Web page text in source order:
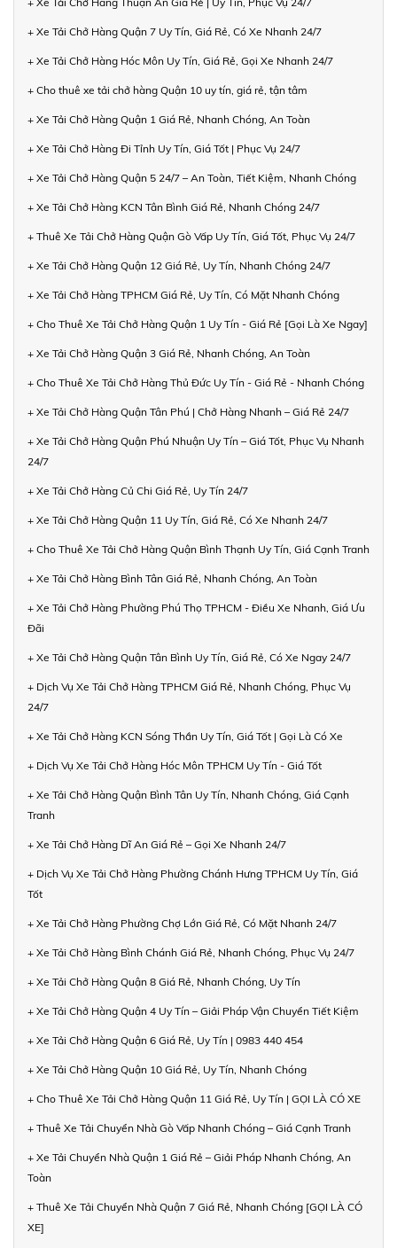
+ Xe Tải Chở Hàng Quận 7 Uy Tín, Giá Rẻ, Có Xe Nhanh 24/7
+ Xe Tải Chở Hàng Hóc Môn Uy Tín, Giá Rẻ, Gọi Xe Nhanh 24/7
+ Cho thuê xe tải chở hàng Quận 10 uy tín, giá rẻ, tận tâm
+ Xe Tải Chở Hàng Quận 1 Giá Rẻ, Nhanh Chóng, An Toàn
+ Xe Tải Chở Hàng Đi Tỉnh Uy Tín, Giá Tốt | Phục Vụ 24/7
+ Xe Tải Chở Hàng Quận 5 24/7 – An Toàn, Tiết Kiệm, Nhanh Chóng
+ Xe Tải Chở Hàng KCN Tân Bình Giá Rẻ, Nhanh Chóng 24/7
+ Thuê Xe Tải Chở Hàng Quận Gò Vấp Uy Tín, Giá Tốt, Phục Vụ 24/7
+ Xe Tải Chở Hàng Quận 12 Giá Rẻ, Uy Tín, Nhanh Chóng 24/7
+ Xe Tải Chở Hàng TPHCM Giá Rẻ, Uy Tín, Có Mặt Nhanh Chóng
+ Cho Thuê Xe Tải Chở Hàng Quận 1 Uy Tín - Giá Rẻ [Gọi Là Xe Ngay]
+ Xe Tải Chở Hàng Quận 3 Giá Rẻ, Nhanh Chóng, An Toàn
+ Cho Thuê Xe Tải Chở Hàng Thủ Đức Uy Tín - Giá Rẻ - Nhanh Chóng
+ Xe Tải Chở Hàng Quận Tân Phú | Chở Hàng Nhanh – Giá Rẻ 24/7
+ Xe Tải Chở Hàng Quận Phú Nhuận Uy Tín – Giá Tốt, Phục Vụ Nhanh
24/7
+ Xe Tải Chở Hàng Củ Chi Giá Rẻ, Uy Tín 24/7
+ Xe Tải Chở Hàng Quận 11 Uy Tín, Giá Rẻ, Có Xe Nhanh 24/7
+ Cho Thuê Xe Tải Chở Hàng Quận Bình Thạnh Uy Tín, Giá Cạnh Tranh
+ Xe Tải Chở Hàng Bình Tân Giá Rẻ, Nhanh Chóng, An Toàn
+ Xe Tải Chở Hàng Phường Phú Thọ TPHCM - Điều Xe Nhanh, Giá Ưu
Đãi
+ Xe Tải Chở Hàng Quận Tân Bình Uy Tín, Giá Rẻ, Có Xe Ngay 24/7
+ Dịch Vụ Xe Tải Chở Hàng TPHCM Giá Rẻ, Nhanh Chóng, Phục Vụ
24/7
+ Xe Tải Chở Hàng KCN Sóng Thần Uy Tín, Giá Tốt | Gọi Là Có Xe
+ Dịch Vụ Xe Tải Chở Hàng Hóc Môn TPHCM Uy Tín - Giá Tốt
+ Xe Tải Chở Hàng Quận Bình Tân Uy Tín, Nhanh Chóng, Giá Cạnh
Tranh
+ Xe Tải Chở Hàng Dĩ An Giá Rẻ – Gọi Xe Nhanh 24/7
+ Dịch Vụ Xe Tải Chở Hàng Phường Chánh Hưng TPHCM Uy Tín, Giá
Tốt
+ Xe Tải Chở Hàng Phường Chợ Lớn Giá Rẻ, Có Mặt Nhanh 24/7
+ Xe Tải Chở Hàng Bình Chánh Giá Rẻ, Nhanh Chóng, Phục Vụ 24/7
+ Xe Tải Chở Hàng Quận 8 Giá Rẻ, Nhanh Chóng, Uy Tín
+ Xe Tải Chở Hàng Quận 4 Uy Tín – Giải Pháp Vận Chuyển Tiết Kiệm
+ Xe Tải Chở Hàng Quận 6 Giá Rẻ, Uy Tín | 0983 440 454
+ Xe Tải Chở Hàng Quận 10 Giá Rẻ, Uy Tín, Nhanh Chóng
+ Cho Thuê Xe Tải Chở Hàng Quận 11 Giá Rẻ, Uy Tín | GỌI LÀ CÓ XE
+ Thuê Xe Tải Chuyển Nhà Gò Vấp Nhanh Chóng – Giá Cạnh Tranh
+ Xe Tải Chuyển Nhà Quận 1 Giá Rẻ – Giải Pháp Nhanh Chóng, An
Toàn
+ Thuê Xe Tải Chuyển Nhà Quận 7 Giá Rẻ, Nhanh Chóng [GỌI LÀ CÓ
XE]